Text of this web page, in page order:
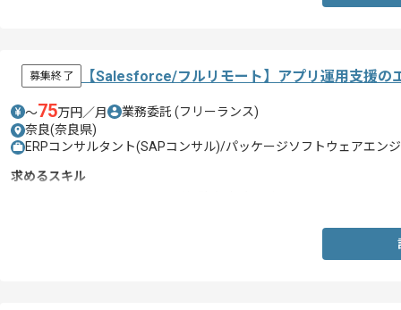
募集終了 【Salesforce/フルリモート】アプリ運用支援の
〜75万円／月 業務委託 (フリーランス)
奈良(奈良県)
ERPコンサルタント(SAPコンサル)/パッケージソフトウェアエン
求めるスキル